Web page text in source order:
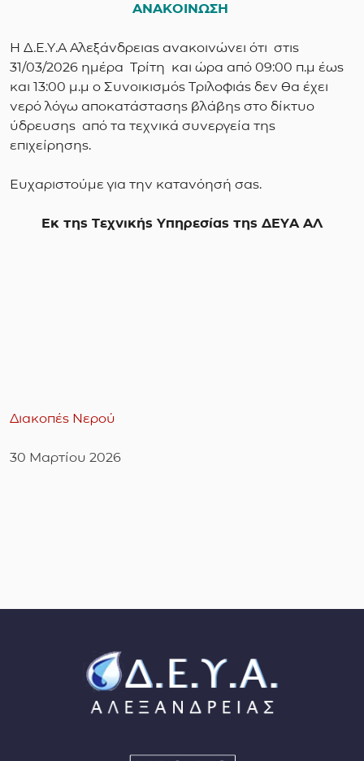
ΑΝΑΚΟΙΝΩΣΗ
Η Δ.Ε.Υ.Α Αλεξάνδρειας ανακοινώνει ότι στις
31/03/2026 ημέρα Τρίτη και ώρα από 09:00 π.μ έως
και 13:00 μ.μ ο Συνοικισμός Τριλοφιάς δεν θα έχει
νερό λόγω αποκατάστασης βλάβης στο δίκτυο
ύδρευσης από τα τεχνικά συνεργεία της
επιχείρησης.
Ευχαριστούμε για την κατανόησή σας.
Εκ της Τεχνικής Υπηρεσίας της ΔΕΥΑ ΑΛ
Διακοπές Νερού
30 Μαρτίου 2026